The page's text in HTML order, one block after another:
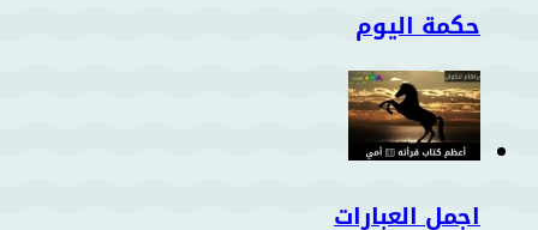
حكمة اليوم
اجمل العبارات